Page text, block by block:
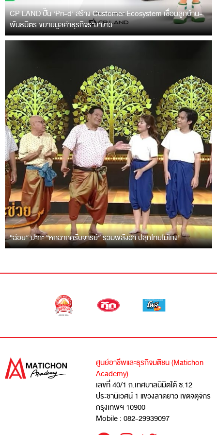
CP LAND ปั้น ‘Pri-d’ สร้าง Customer Ecosystem เชื่อมลูกบ้าน-
พันธมิตร ขยายมูลค่าธุรกิจระยะยาว
“ฉ่อย” ปะทะ “หกฉากครับจารย์” รวมพลังฮา ปลุกไทยไม่โกง!
ศูนย์อาชีพและธุรกิจมติชน (Matichon
Academy)
เลขที่ 40/1 ถ.เทศบาลนิมิตใต้ ซ.12
ประชานิเวศน์ 1 แขวงลาดยาว เขตจตุจักร
กรุงเทพฯ 10900
Mobile : 082-29939097